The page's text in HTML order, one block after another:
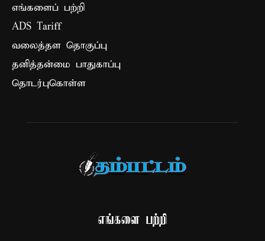
எங்களைப் பற்றி
ADS Tariff
வலைத்தள தொகுப்பு
தனித்தன்மை பாதுகாப்பு
தொடர்புகொள்ள
எங்களை பற்றி